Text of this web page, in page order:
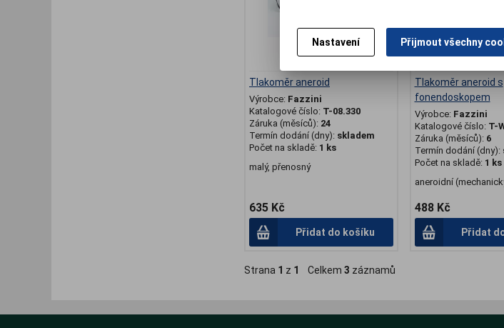
Tlakoměr aneroid
Výrobce: Fazzini
Katalogové číslo: T-08.330
Záruka (měsíců): 24
Termín dodání (dny): skladem
Počet na skladě: 1 ks
malý, přenosný
635 Kč
Přidat do košíku
Tlakoměr aneroid s
fonendoskopem
Výrobce: Fazzini
Katalogové číslo: T-
Záruka (měsíců): 6
Termín dodání (dny):
Počet na skladě: 1 ks
aneroidní
488 Kč
Přidat
Strana 1 z 1 Celkem 3 záznamů
Nastavení Přijmout všechny